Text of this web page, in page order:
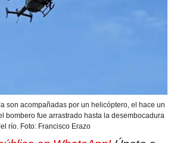
son acompañadas por un helicóptero, el hace un
bombero fue arrastrado hasta la desembocadura
río. Foto: Francisco Erazo